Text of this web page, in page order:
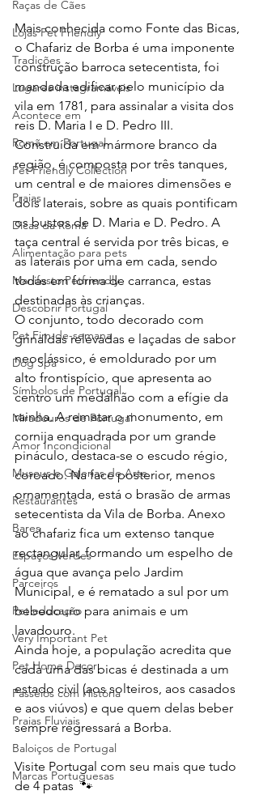
Raças de Cães
Lojas Pet Friendly
Tradições
Lugares instagramáveis
Acontece em
Romã em Portugal
Pet Friendly Collection
Praias
Dicas da Romã
Alimentação para pets
Manifesto Petfriendly
Descobrir Portugal
Pet Fim-de-semana
Dog Spa
Símbolos de Portugal
Miradouros de Portugal
Amor Incondicional
Museus e Galerias de Arte
Restaurantes
Bares
Espaços Verdes
Parceiros
Pet educação
Very Important Pet
Pet Home Decor
Passeios com História
Praias Fluviais
Baloiços de Portugal
Marcas Portuguesas
Mais conhecida como Fonte das Bicas,
o Chafariz de Borba é uma imponente
construção barroca setecentista, foi
mandada edificar pelo município da
vila em 1781, para assinalar a visita dos
reis D. Maria I e D. Pedro III.
Construída em mármore branco da
região, é composta por três tanques,
um central e de maiores dimensões e
dois laterais, sobre as quais pontificam
os bustos de D. Maria e D. Pedro. A
taça central é servida por três bicas, e
as laterais por uma em cada, sendo
todas em forma de carranca, estas
destinadas às crianças.
O conjunto, todo decorado com
grinaldas relevadas e laçadas de sabor
neoclássico, é emoldurado por um
alto frontispício, que apresenta ao
centro um medalhão com a efígie da
rainha. A rematar o monumento, em
cornija enquadrada por um grande
pináculo, destaca-se o escudo régio,
coroado. Na face posterior, menos
ornamentada, está o brasão de armas
setecentista da Vila de Borba. Anexo
ao chafariz fica um extenso tanque
rectangular, formando um espelho de
água que avança pelo Jardim
Municipal, e é rematado a sul por um
bebedouro para animais e um
lavadouro.
Ainda hoje, a população acredita que
cada uma das bicas é destinada a um
estado civil (aos solteiros, aos casados
e aos viúvos) e que quem delas beber
sempre regressará a Borba.
Visite Portugal com seu mais que tudo
de 4 patas  🐾